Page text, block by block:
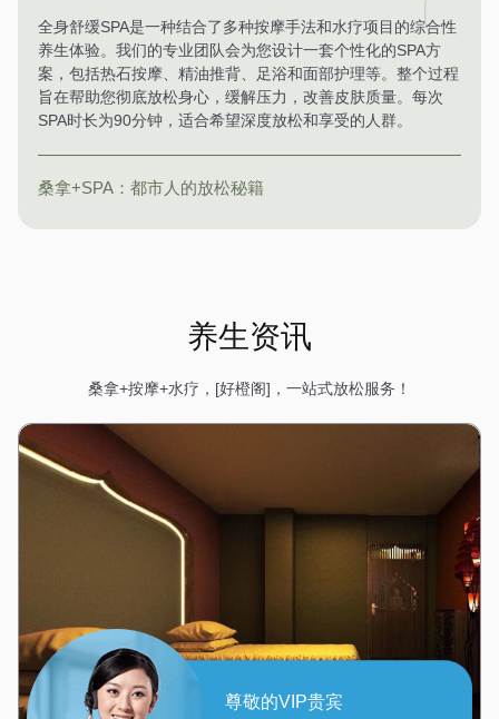
尊敬的VIP贵宾
全身舒缓SPA是一种结合了多种按摩手法和水疗项目的综合性
养生体验。我们的专业团队会为您设计一套个性化的SPA方
案，包括热石按摩、精油推背、足浴和面部护理等。整个过程
旨在帮助您彻底放松身心，缓解压力，改善皮肤质量。每次
SPA时长为90分钟，适合希望深度放松和享受的人群。
桑拿+SPA：都市人的放松秘籍
养生资讯
桑拿+按摩+水疗，[好橙阁]，一站式放松服务！